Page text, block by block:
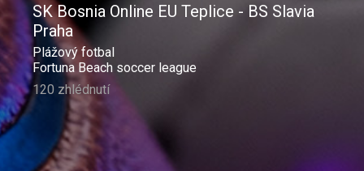
SK Bosnia Online EU Teplice - BS Slavia
Praha
Plážový fotbal
Fortuna Beach soccer league
120 zhlédnutí